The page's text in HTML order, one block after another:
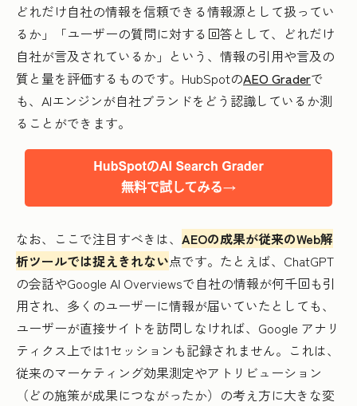
どれだけ自社の情報を信頼できる情報源として扱ってい
るか」「ユーザーの質問に対する回答として、どれだけ
自社が言及されているか」という、情報の引用や言及の
質と量を評価するものです。HubSpotのAEO Graderで
も、AIエンジンが自社ブランドをどう認識しているか測
ることができます。
なお、ここで注目すべきは、 AEOの成果が従来のWeb解
析ツールでは捉えきれない点です。たとえば、ChatGPT
の会話やGoogle AI Overviewsで自社の情報が何千回も引
用され、多くのユーザーに情報が届いていたとしても、
ユーザーが直接サイトを訪問しなければ、Google アナリ
ティクス上では1セッションも記録されません。これは、
従来のマーケティング効果測定やアトリビューション
（どの施策が成果につながったか）の考え方に大きな変